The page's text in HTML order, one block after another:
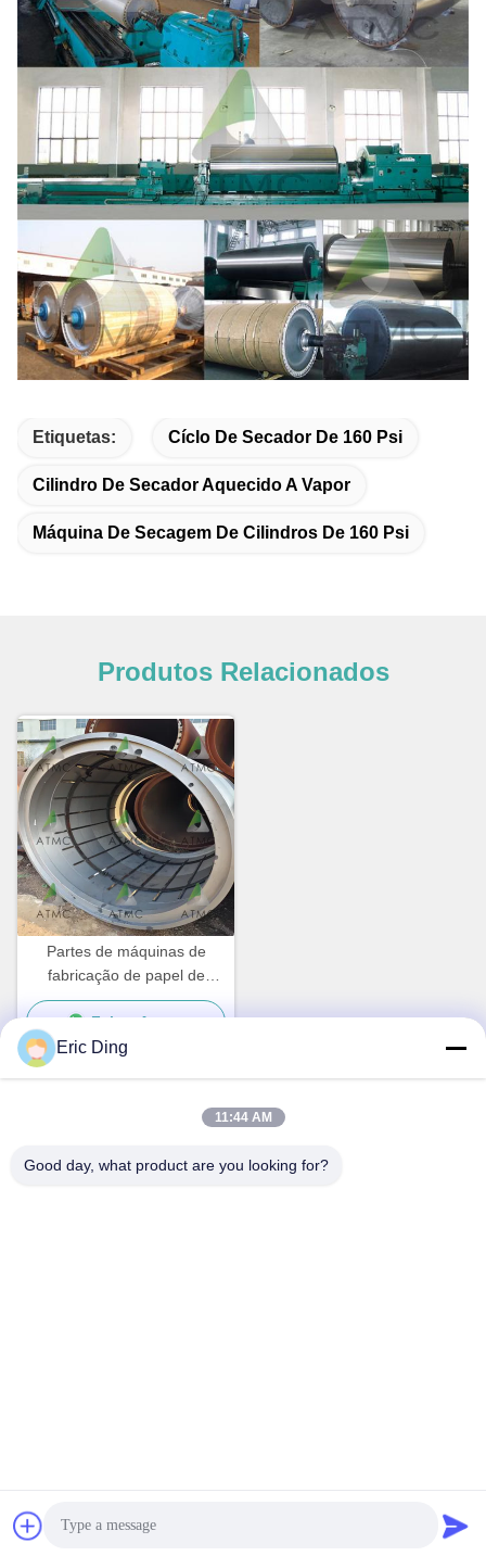
Etiquetas: Cíclo De Secador De 160 Psi
Cilindro De Secador Aquecido A Vapor
Máquina De Secagem De Cilindros De 160 Psi
Produtos Relacionados
Partes de máquinas de
fabricação de papel de
cilindros secadores
Falem Agora.
Tecidos de Formação Fornecedor. Copyright © 2024-2026 Anhui
Towin Machinery Co., Ltd. . Todos os direitos reservados.
Eric Ding
11:44 AM
Good day, what product are you looking for?